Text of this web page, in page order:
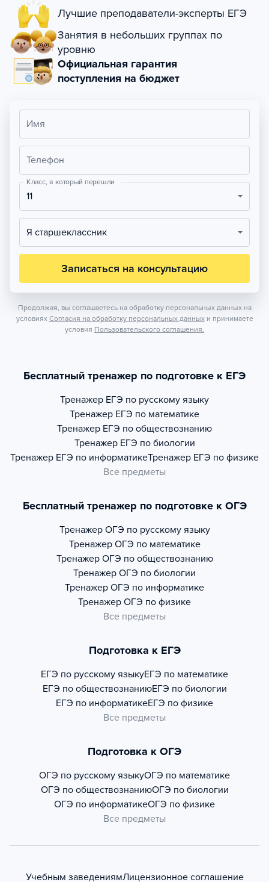
Лучшие преподаватели-эксперты ЕГЭ
Занятия в небольших группах по
уровню
Официальная гарантия
поступления на бюджет
Имя
Телефон
Класс, в который перешли
11
Я старшеклассник
Записаться на консультацию
Продолжая, вы соглашаетесь на обработку персональных данных на
условиях Согласия на обработку персональных данных и принимаете
условия Пользовательского соглашения.
Бесплатный тренажер по подготовке к ЕГЭ
Тренажер ЕГЭ по русскому языку
Тренажер ЕГЭ по математике
Тренажер ЕГЭ по обществознанию
Тренажер ЕГЭ по биологии
Тренажер ЕГЭ по информатикеТренажер ЕГЭ по физике
Все предметы
Бесплатный тренажер по подготовке к ОГЭ
Тренажер ОГЭ по русскому языку
Тренажер ОГЭ по математике
Тренажер ОГЭ по обществознанию
Тренажер ОГЭ по биологии
Тренажер ОГЭ по информатике
Тренажер ОГЭ по физике
Все предметы
Подготовка к ЕГЭ
ЕГЭ по русскому языкуЕГЭ по математике
ЕГЭ по обществознаниюЕГЭ по биологии
ЕГЭ по информатикеЕГЭ по физике
Все предметы
Подготовка к ОГЭ
ОГЭ по русскому языкуОГЭ по математике
ОГЭ по обществознаниюОГЭ по биологии
ОГЭ по информатикеОГЭ по физике
Все предметы
Учебным заведениямЛицензионное соглашение